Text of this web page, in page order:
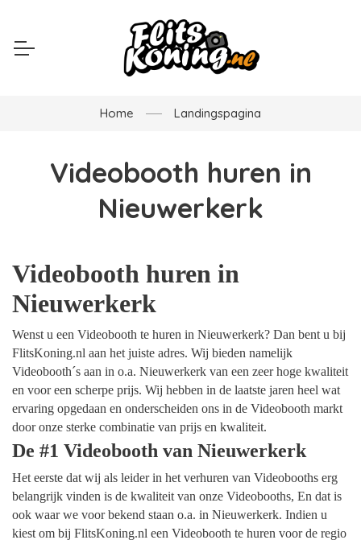
Home Landingspagina
Videobooth huren in
Nieuwerkerk
Videobooth huren in
Nieuwerkerk
Wenst u een Videobooth te huren in Nieuwerkerk? Dan bent u bij
FlitsKoning.nl aan het juiste adres. Wij bieden namelijk
Videobooth´s aan in o.a. Nieuwerkerk van een zeer hoge kwaliteit
en voor een scherpe prijs. Wij hebben in de laatste jaren heel wat
ervaring opgedaan en onderscheiden ons in de Videobooth markt
door onze sterke combinatie van prijs en kwaliteit.
De #1 Videobooth van Nieuwerkerk
Het eerste dat wij als leider in het verhuren van Videobooths erg
belangrijk vinden is de kwaliteit van onze Videobooths, En dat is
ook waar we voor bekend staan o.a. in Nieuwerkerk. Indien u
kiest om bij FlitsKoning.nl een Videobooth te huren voor de regio